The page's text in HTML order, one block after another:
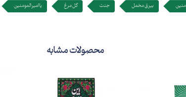
بیرق مخمل جنت گل مرغ یا امیر المومنین
محصولات مشابه